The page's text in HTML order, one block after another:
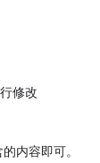
修改
内容即可。